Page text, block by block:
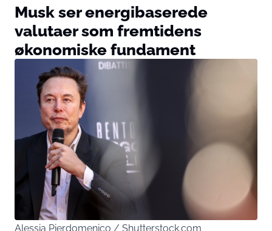
Musk ser energibaserede
valutaer som fremtidens
økonomiske fundament
Alessia Pierdomenico / Shutterstock.com